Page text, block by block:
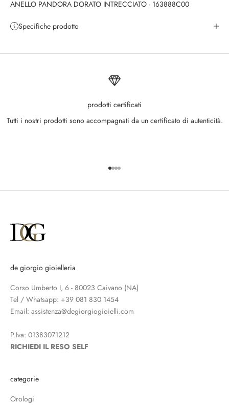
ANELLO PANDORA DORATO INTRECCIATO - 163888C00
Specifiche prodotto
prodotti certificati
Tutti i nostri prodotti sono accompagnati da un certificato di autenticità.
Vai all'articolo 1
Vai all'articolo 2
Vai all'articolo 3
Vai all'articolo 4
de giorgio gioielleria
Corso Umberto I, 6 - 80023 Caivano (NA)
Tel / Whatsapp: +39 081 830 1454
Email: assistenza@degiorgiogioielli.com
P.Iva: 01383071212
RICHIEDI IL RESO SELF
categorie
Orologi